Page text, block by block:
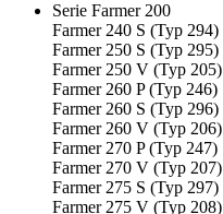
Serie Farmer 200
Farmer 240 S (Typ 294)
Farmer 250 S (Typ 295)
Farmer 250 V (Typ 205)
Farmer 260 P (Typ 246)
Farmer 260 S (Typ 296)
Farmer 260 V (Typ 206)
Farmer 270 P (Typ 247)
Farmer 270 V (Typ 207)
Farmer 275 S (Typ 297)
Farmer 275 V (Typ 208)